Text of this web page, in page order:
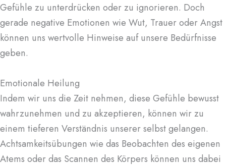
Gefühle zu unterdrücken oder zu ignorieren. Doch
gerade negative Emotionen wie Wut, Trauer oder Angst
können uns wertvolle Hinweise auf unsere Bedürfnisse
geben.
Emotionale Heilung
Indem wir uns die Zeit nehmen, diese Gefühle bewusst
wahrzunehmen und zu akzeptieren, können wir zu
einem tieferen Verständnis unserer selbst gelangen.
Achtsamkeitsübungen wie das Beobachten des eigenen
Atems oder das Scannen des Körpers können uns dabei